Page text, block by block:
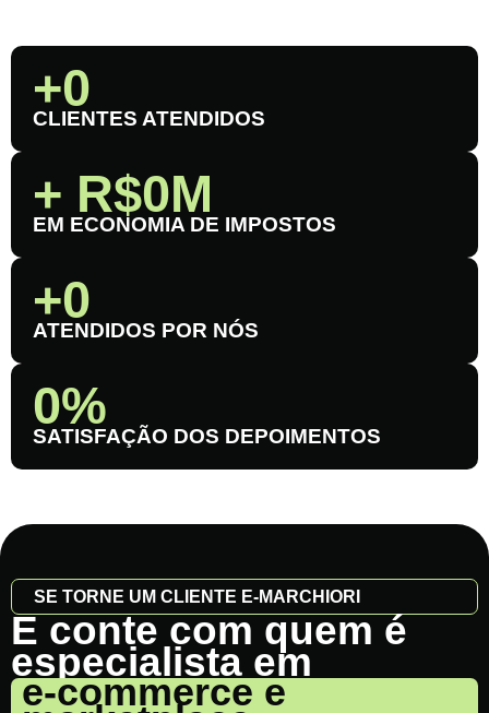
CLIENTES ATENDIDOS
+0
EM ECONOMIA DE IMPOSTOS
+ R$0M
ATENDIDOS POR NÓS
+0
SATISFAÇÃO DOS DEPOIMENTOS
0%
SE TORNE UM CLIENTE E-MARCHIORI
E conte com quem é
especialista em
e-commerce e